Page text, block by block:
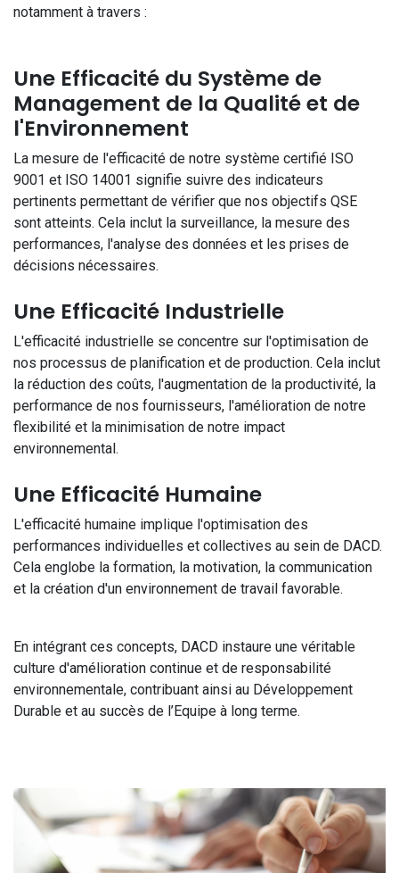
notamment à travers :
Une Efficacité du Système de
Management de la Qualité et de
l'Environnement
La mesure de l'efficacité de notre système certifié ISO
9001 et ISO 14001 signifie suivre des indicateurs
pertinents permettant de vérifier que nos objectifs QSE
sont atteints. Cela inclut la surveillance, la mesure des
performances, l'analyse des données et les prises de
décisions nécessaires.
Une Efficacité Industrielle
L'efficacité industrielle se concentre sur l'optimisation de
nos processus de planification et de production. Cela inclut
la réduction des coûts, l'augmentation de la productivité, la
performance de nos fournisseurs, l'amélioration de notre
flexibilité et la minimisation de notre impact
environnemental.
Une Efficacité Humaine
L'efficacité humaine implique l'optimisation des
performances individuelles et collectives au sein de DACD.
Cela englobe la formation, la motivation, la communication
et la création d'un environnement de travail favorable.
En intégrant ces concepts, DACD instaure une véritable
culture d'amélioration continue et de responsabilité
environnementale, contribuant ainsi au Développement
Durable et au succès de l’Equipe à long terme.